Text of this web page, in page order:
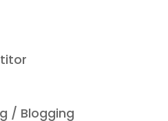
/ Blogging